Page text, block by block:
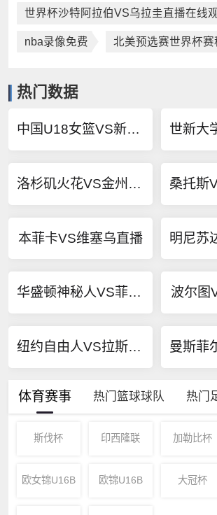
世界杯沙特阿拉伯VS乌拉圭直播在线
nba录像免费 北美预选赛世界杯赛
热门数据
中国U18女篮VS新西兰U18女篮直播
洛杉矶火花VS金州女武神直播
本菲卡VS维塞乌直播
华盛顿神秘人VS菲尼克斯水星直播 波尔图
纽约自由人VS拉斯维加斯王牌直播
体育赛事 热门篮球球队 热门
斯伐杯 印西隆联 加勒比杯
欧女锦U16B 欧锦U16B 大冠杯